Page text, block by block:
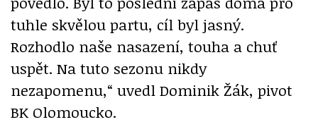
tuhle skvělou partu, cíl byl jasný.
Rozhodlo naše nasazení, touha a chuť
uspět. Na tuto sezonu nikdy
nezapomenu,“ uvedl Dominik Žák, pivot
BK Olomoucko.